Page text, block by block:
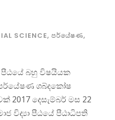
SCIENCE, පර්යේෂණ,
පීඨයේ බහු විෂයියක
ශබ්දකෝෂ
2017 දෙසැම්බර් මස 22
විද්‍යා පීඨයේ පීඨාධිපති